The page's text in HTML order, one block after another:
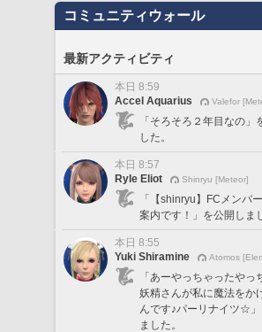
コミュニティウォール
最新アクティビティ
本日 8:59
Accel Aquarius
Valefor
「そろそろ２年目なの」
した。
本日 8:57
Ryle Eliot
Shinryu [Meteor]
「【shinryu】FCメンバ
案内です！」を公開しま
本日 8:55
Yuki Shiramine
Atomos
「あーやっちゃったやっ
妖精さんが私に魔法をか
んです♪パーリナイツ☆」
ました。